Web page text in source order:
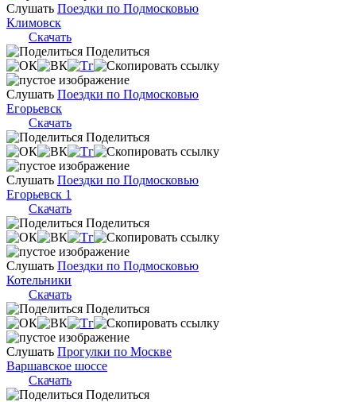
Слушать Поездки по Подмосковью
Климовск
Скачать
Поделиться
Слушать Поездки по Подмосковью
Егорьевск
Скачать
Поделиться
Слушать Поездки по Подмосковью
Егорьевск 1
Скачать
Поделиться
Слушать Поездки по Подмосковью
Котельники
Скачать
Поделиться
Слушать Прогулки по Москве
Варшавское шоссе
Скачать
Поделиться